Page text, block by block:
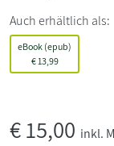
Auch erhältlich als:
eBook (epub)
€13,99
€15,00 inkl.